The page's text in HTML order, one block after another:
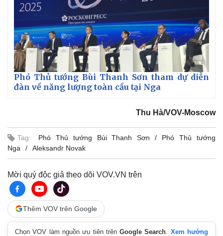
Phó Thủ tướng Bùi Thanh Sơn tham dự diễn
đàn về năng lượng toàn cầu tại Nga
Thu Hà/VOV-Moscow
Tag: Phó Thủ tướng Bùi Thanh Sơn
Phó Thủ tướng
Nga
Aleksandr Novak
Mời quý độc giả theo dõi VOV.VN trên
Thêm VOV trên Google
Chọn VOV làm nguồn ưu tiên trênGoogle Search
Xem hướng